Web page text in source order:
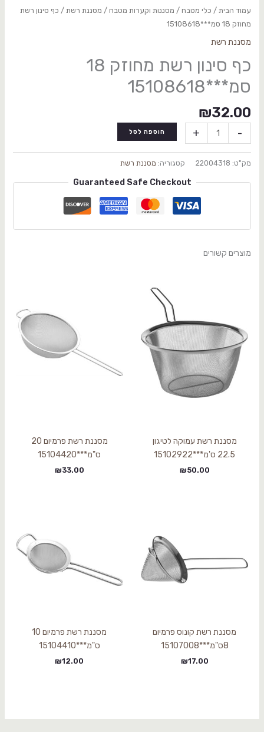
עמוד הבית/ כלי מטבח / מסננות וקערות מטבח / מסננת רשת/ כף סינון רשת
מחוזק 18 סמ***15108618
מסננת רשת
כף סינון רשת מחוזק 18
סמ***15108618
₪32.00
-
+ הוספה לסל
מק"ט: 22004318 קטגוריה: מסננת רשת
Guaranteed Safe Checkout
מוצרים קשורים
מסננת רשת עמוקה לטיגון
22.5 ס'מ***15102922
₪50.00
מסננת רשת פרמיום 20
ס"מ***15104420
₪33.00
מסננת רשת קונוס פרמיום
8ס"מ***15107008
₪17.00
מסננת רשת פרמיום 10
ס"מ***15104410
₪12.00